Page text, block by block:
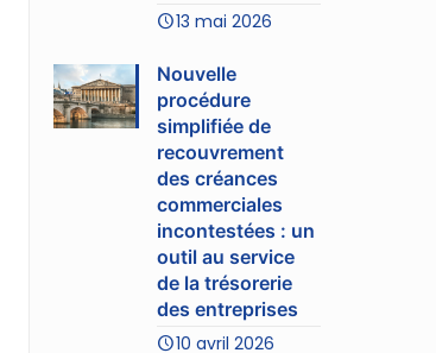
13 mai 2026
Nouvelle
procédure
simplifiée de
recouvrement
des créances
commerciales
incontestées : un
outil au service
de la trésorerie
des entreprises
10 avril 2026